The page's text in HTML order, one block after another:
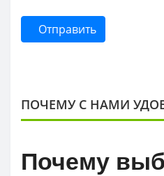
Отправить
ПОЧЕМУ С НАМИ
Почему